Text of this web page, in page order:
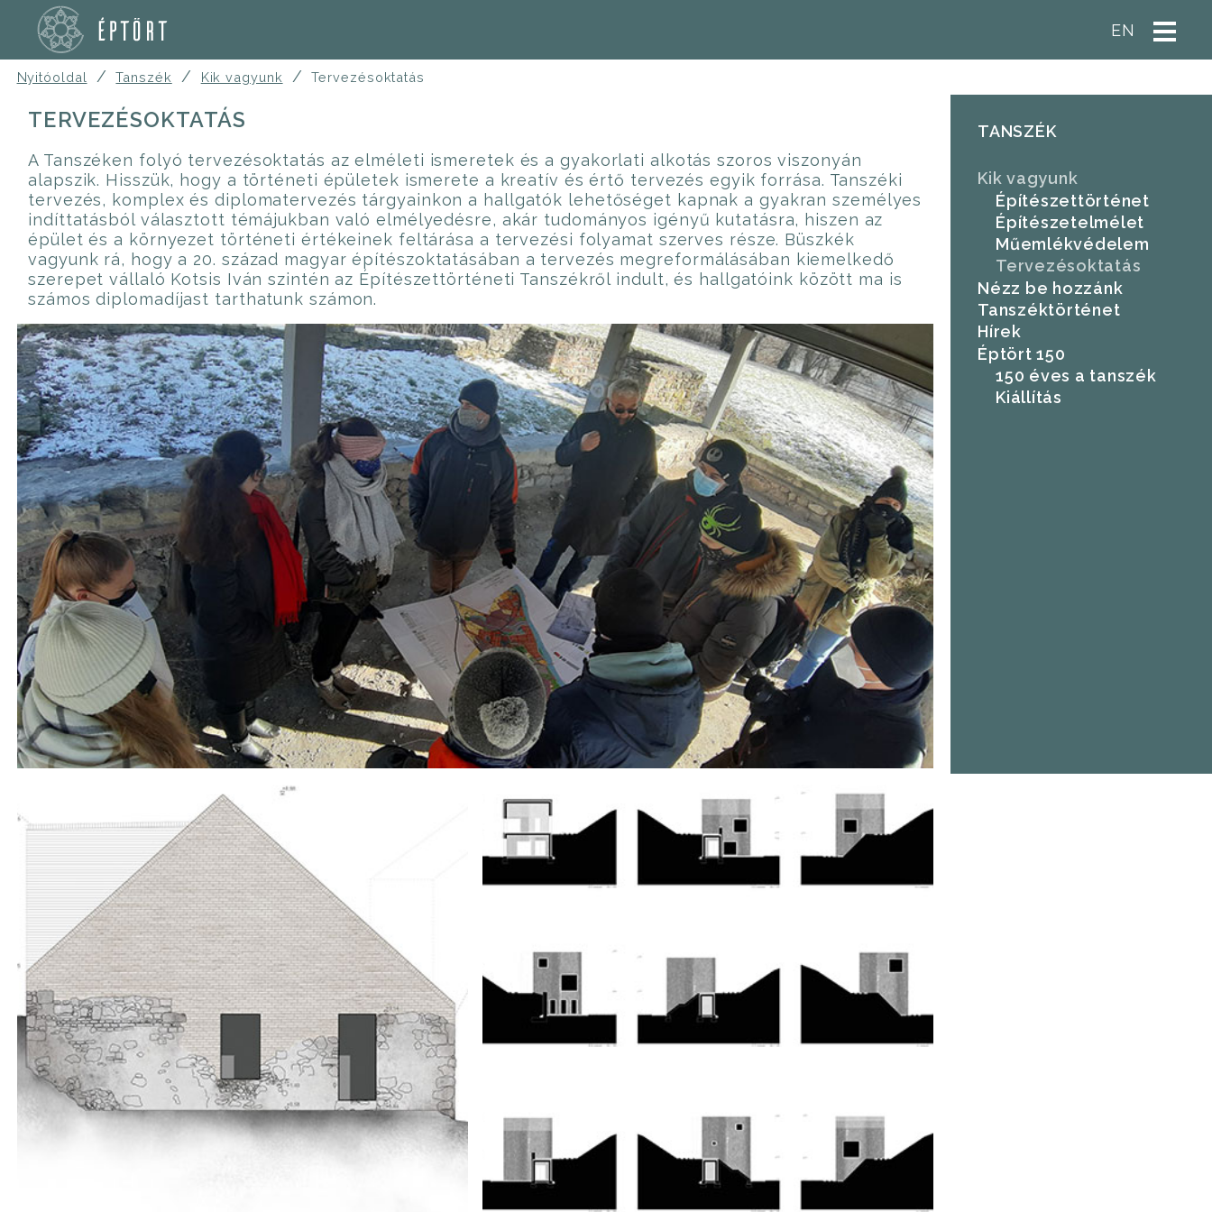
EN
TANSZÉK
Kik vagyunk
Építészettörténet
Építészetelmélet
Műemlékvédelem
Tervezésoktatás
Nézz be hozzánk
Tanszéktörténet
Hírek
Éptört 150
150 éves a tanszék
Kiállítás
Nyitóoldal / Tanszék / Kik vagyunk / Tervezésoktatás
TERVEZÉSOKTATÁS
A Tanszéken folyó tervezésoktatás az elméleti ismeretek és a gyakorlati alkotás szoros viszonyán
alapszik. Hisszük, hogy a történeti épületek ismerete a kreatív és értő tervezés egyik forrása. Tanszéki
tervezés, komplex és diplomatervezés tárgyainkon a hallgatók lehetőséget kapnak a gyakran személyes
indíttatásból választott témájukban való elmélyedésre, akár tudományos igényű kutatásra, hiszen az
épület és a környezet történeti értékeinek feltárása a tervezési folyamat szerves része. Büszkék
vagyunk rá, hogy a 20. század magyar építészoktatásában a tervezés megreformálásában kiemelkedő
szerepet vállaló Kotsis Iván szintén az Építészettörténeti Tanszékről indult, és hallgatóink között ma is
számos diplomadíjast tarthatunk számon.